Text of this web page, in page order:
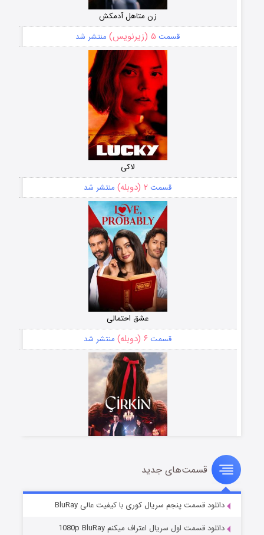
زن متاهل آدمکش
قسمت ۵ (زیرنویس) منتشر شد
لاکی
قسمت ۲ (دوبله) منتشر شد
عشق احتمالی
قسمت ۶ (دوبله) منتشر شد
سریال زشت
قسمت۵ (زیرنویس) منتشر شد
قسمت‌های جدید
دانلود قسمت پنجم سریال کوری با کیفیت عالی BluRay
دانلود قسمت اول سریال اعتراف میکنم 1080p BluRay